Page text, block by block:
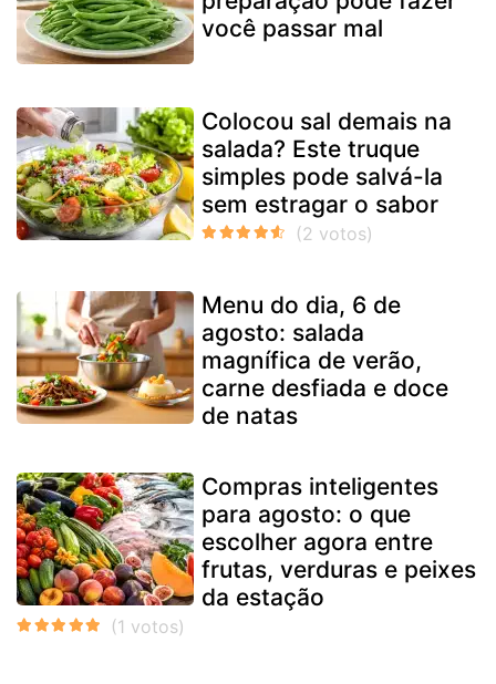
você passar mal
Colocou sal demais na
salada? Este truque
simples pode salvá-la
sem estragar o sabor
Menu do dia, 6 de
agosto: salada
magnífica de verão,
carne desfiada e doce
de natas
Compras inteligentes
para agosto: o que
escolher agora entre
frutas, verduras e peixes
da estação